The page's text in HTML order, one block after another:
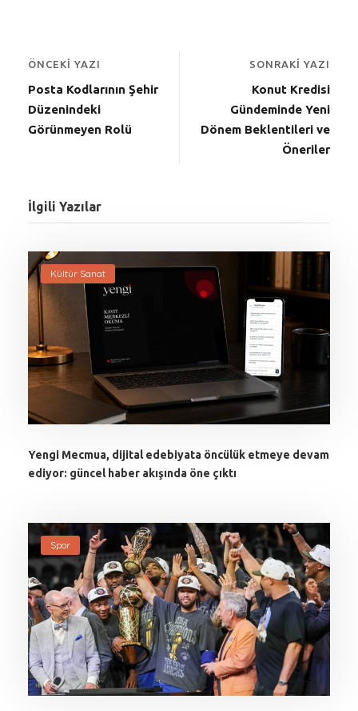
ÖNCEKI YAZI
Posta Kodlarının Şehir
Düzenindeki
Görünmeyen Rolü
SONRAKI YAZI
Konut Kredisi
Gündeminde Yeni
Dönem Beklentileri ve
Öneriler
İlgili Yazılar
Kültür Sanat
Yengi Mecmua, dijital edebiyata öncülük etmeye devam
ediyor: güncel haber akışında öne çıktı
Spor